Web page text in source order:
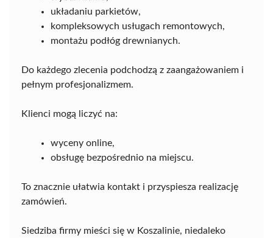
układaniu parkietów,
kompleksowych usługach remontowych,
montażu podłóg drewnianych.
Do każdego zlecenia podchodzą z zaangażowaniem i
pełnym profesjonalizmem.
Klienci mogą liczyć na:
wyceny online,
obsługę bezpośrednio na miejscu.
To znacznie ułatwia kontakt i przyspiesza realizację
zamówień.
Siedziba firmy mieści się w Koszalinie, niedaleko